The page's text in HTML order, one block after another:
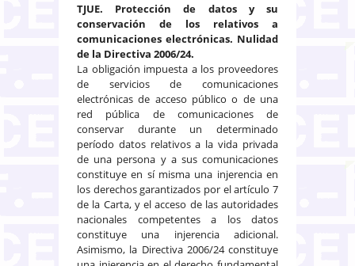
TJUE. Protección de datos y su
conservación de los relativos a
comunicaciones electrónicas. Nulidad
de la Directiva 2006/24.
La obligación impuesta a los proveedores
de servicios de comunicaciones
electrónicas de acceso público o de una
red pública de comunicaciones de
conservar durante un determinado
período datos relativos a la vida privada
de una persona y a sus comunicaciones
constituye en sí misma una injerencia en
los derechos garantizados por el artículo 7
de la Carta, y el acceso de las autoridades
nacionales competentes a los datos
constituye una injerencia adicional.
Asimismo, la Directiva 2006/24 constituye